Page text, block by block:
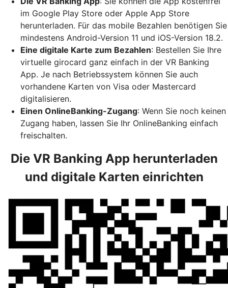
im Google Play Store oder Apple App Store
herunterladen. Für das mobile Bezahlen benötigen Sie
mindestens Android-Version 11 und iOS-Version 18.2.
Eine digitale Karte zum Bezahlen: Bestellen Sie Ihre
virtuelle girocard ganz einfach in der VR Banking
App. Je nach Betriebssystem können Sie auch
vorhandene Karten von Visa oder Mastercard
digitalisieren.
Einen OnlineBanking-Zugang: Wenn Sie noch keinen
Zugang haben, lassen Sie Ihr OnlineBanking einfach
freischalten.
Die VR Banking App herunterladen
und digitale Karten einrichten